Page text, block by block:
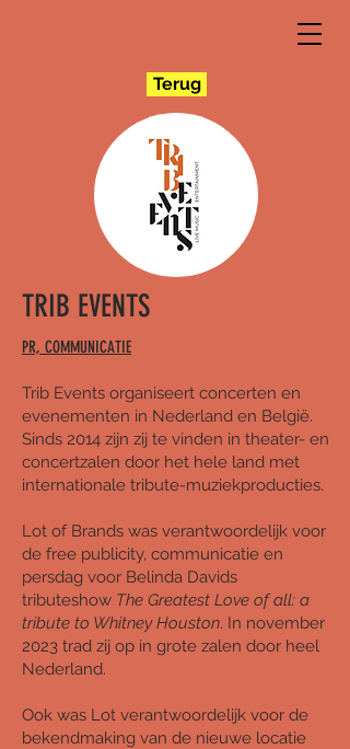
Terug
TRIB EVENTS
PR, COMMUNICATIE
Trib Events organiseert concerten en
evenementen in Nederland en België.
Sinds 2014 zijn zij te vinden in theater- en
concertzalen door het hele land met
internationale tribute-muziekproducties.
Lot of Brands was verantwoordelijk voor
de free publicity, communicatie en
persdag voor Belinda Davids
tributeshow The Greatest Love of all: a
tribute to Whitney Houston. In november
2023 trad zij op in grote zalen door heel
Nederland.
Ook was Lot verantwoordelijk voor de
bekendmaking van de nieuwe locatie